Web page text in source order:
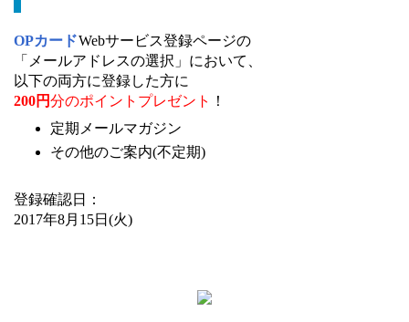
OPカードWebサービス登録ページの
「メールアドレスの選択」において、
以下の両方に登録した方に
200円分のポイントプレゼント
！
定期メールマガジン
その他のご案内(不定期)
登録確認日：
2017年8月15日(火)